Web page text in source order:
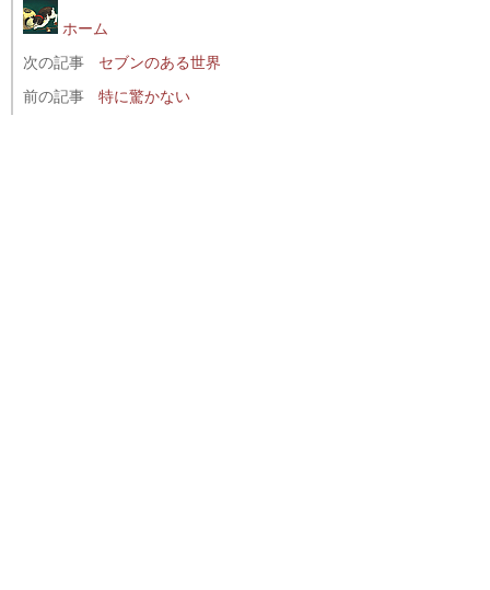
ホーム
次の記事
セブンのある世界
前の記事
特に驚かない